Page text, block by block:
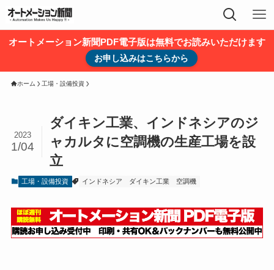
オートメーション新聞PDF電子版は無料でお読みいただけます
お申し込みはこちらから
ホーム 工場・設備投資
ダイキン工業、インドネシアのジ
ャカルタに空調機の生産工場を設
立
2023
1/04
工場・設備投資 インドネシア ダイキン工業 空調機